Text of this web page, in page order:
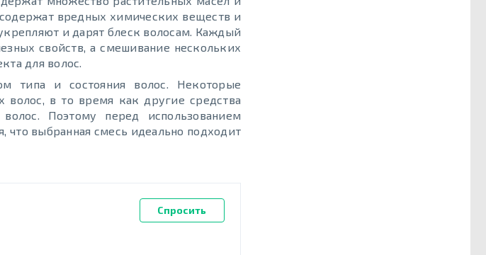
вредных химических веществ и
и дарят блеск волосам. Каждый
свойств, а смешивание нескольких
для волос.
типа и состояния волос. Некоторые
в то время как другие средства
Поэтому перед использованием
что выбранная смесь идеально подходит
Спросить